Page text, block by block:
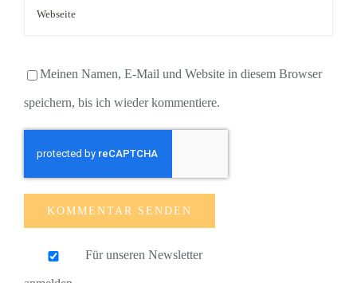
Meinen Namen, E-Mail und Website in diesem Browser
speichern, bis ich wieder kommentiere.
Für unseren Newsletter